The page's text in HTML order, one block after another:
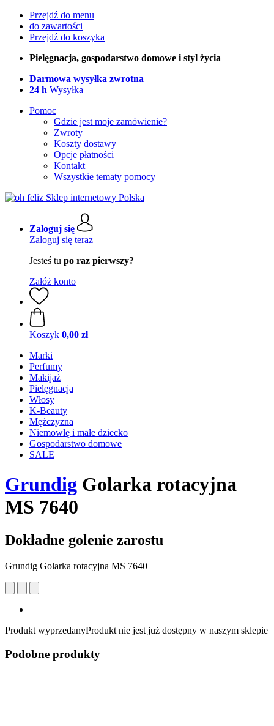
Przejdź do menu
do zawartości
Przejdź do koszyka
Pielęgnacja, gospodarstwo domowe i styl życia
Darmowa wysyłka zwrotna
24 h Wysyłka
Pomoc
Gdzie jest moje zamówienie?
Zwroty
Koszty dostawy
Opcje płatności
Kontakt
Wszystkie tematy pomocy
Zaloguj się
Zaloguj się teraz
Jesteś tu po raz pierwszy?
Załóż konto
Koszyk 0,00 zł
Marki
Perfumy
Makijaż
Pielęgnacja
Włosy
K-Beauty
Mężczyzna
Niemowlę i małe dziecko
Gospodarstwo domowe
SALE
Grundig Golarka rotacyjna
MS 7640
Dokładne golenie zarostu
Grundig Golarka rotacyjna MS 7640
Produkt wyprzedanyProdukt nie jest już dostępny w naszym sklepie
Podobne produkty